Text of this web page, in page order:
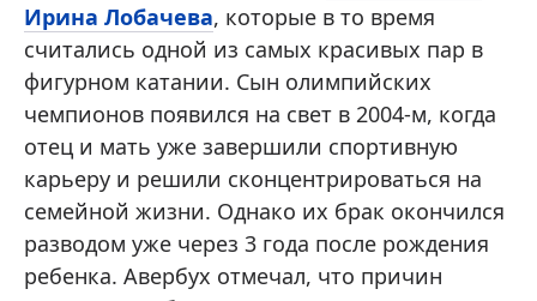
Ирина Лобачева, которые в то время
считались одной из самых красивых пар в
фигурном катании. Сын олимпийских
чемпионов появился на свет в 2004-м, когда
отец и мать уже завершили спортивную
карьеру и решили сконцентрироваться на
семейной жизни. Однако их брак окончился
разводом уже через 3 года после рождения
ребенка. Авербух отмечал, что причин